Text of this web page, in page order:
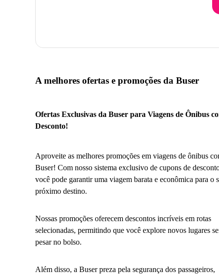
A melhores ofertas e promoções da Buser
Ofertas Exclusivas da Buser para Viagens de Ônibus
Desconto!
Aproveite as melhores promoções em viagens de ônibus
Buser! Com nosso sistema exclusivo de cupons de
você pode garantir uma viagem barata e econômica para o
próximo destino.
Nossas promoções oferecem descontos incríveis em rotas
selecionadas, permitindo que você explore novos lugares
pesar no bolso.
Além disso, a Buser preza pela segurança dos passageiros,